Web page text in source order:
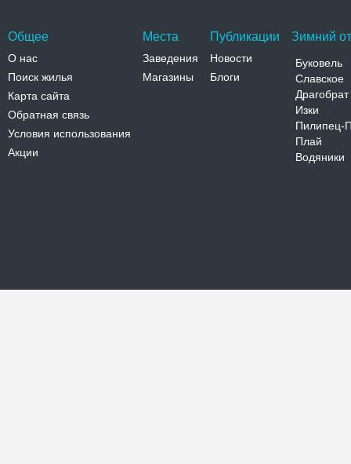
Общее
О нас
Поиск жилья
Карта сайта
Обратная связь
Условия использования
Акции
Места
Заведения
Магазины
Публикации
Новости
Блоги
Зимний
Буковель
Славское
Драгобрат
Изки
Пилипец-
Плай
Водяники